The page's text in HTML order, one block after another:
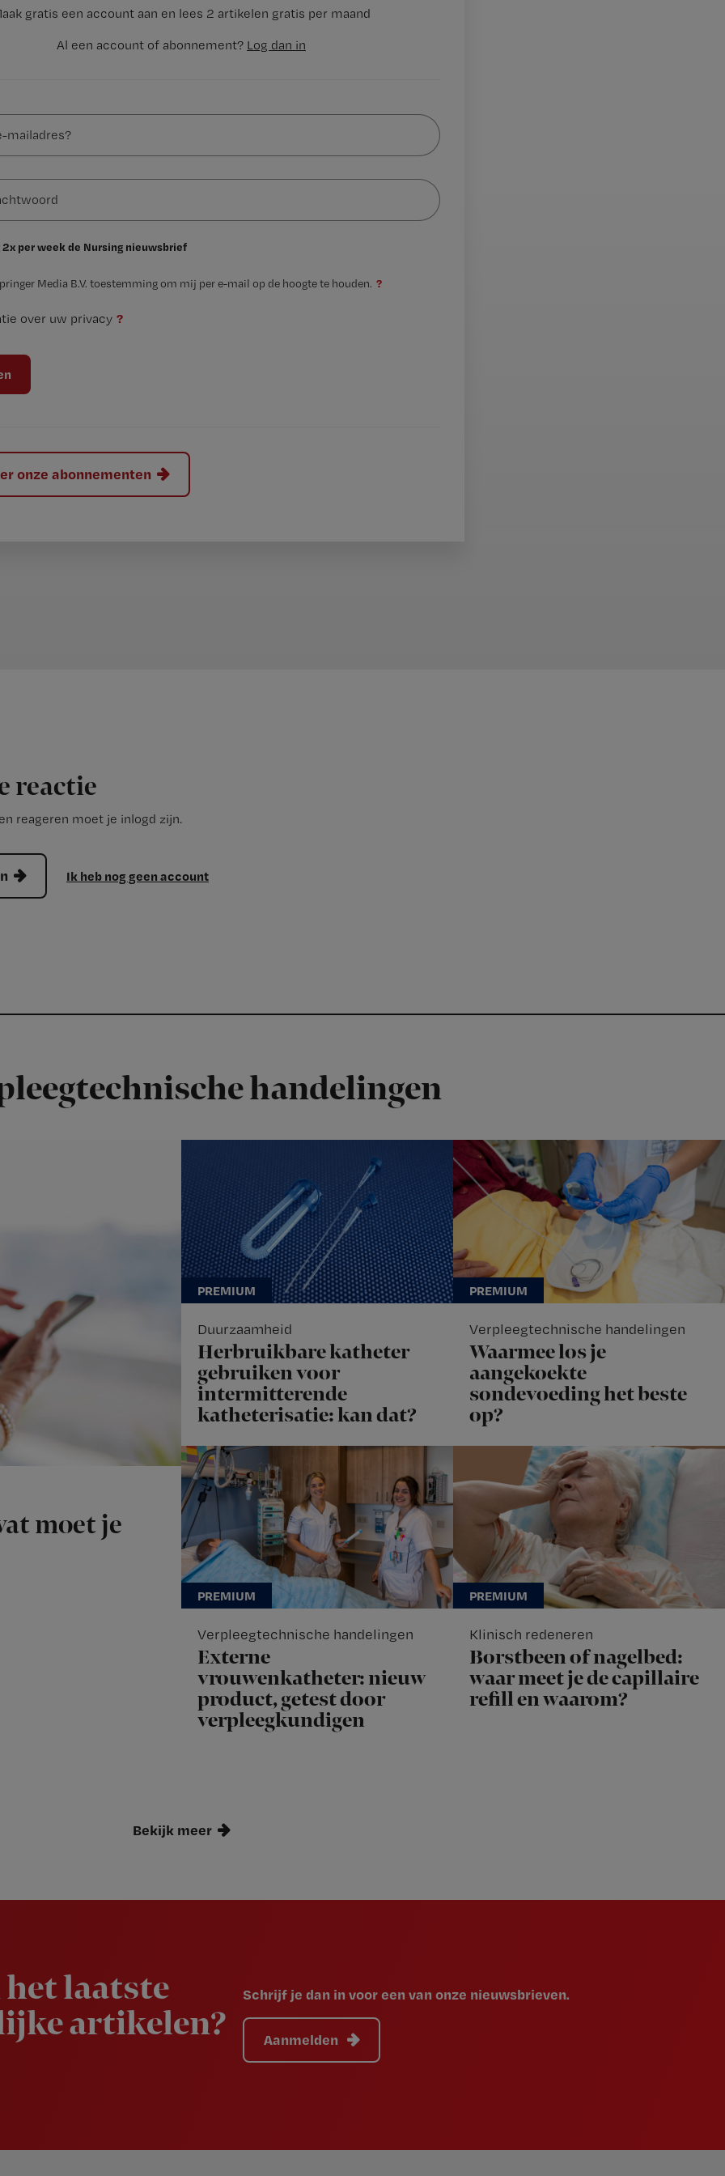
gratis een account aan en lees 2 artikelen gratis per maand
Al een account of abonnement? Log dan in
2x per week de Nursing nieuwsbrief
Media B.V. toestemming om mij per e-mail op de hoogte te houden. ?
over uw privacy ?
onze abonnementen
reactie
reageren moet je inlogd zijn.
Ik heb nog geen account
handelingen
moet je
Duurzaamheid
Herbruikbare katheter
gebruiken voor
intermitterende
katheterisatie: kan dat?
Verpleegtechnische handelingen
Waarmee los je
aangekoekte
sondevoeding het beste
op?
Verpleegtechnische handelingen
Externe
vrouwenkatheter: nieuw
product, getest door
verpleegkundigen
Klinisch redeneren
Borstbeen of nagelbed:
waar meet je de capillaire
refill en waarom?
Bekijk meer
laatste
artikelen?
Schrijf je dan in voor een van onze nieuwsbrieven.
Aanmelden